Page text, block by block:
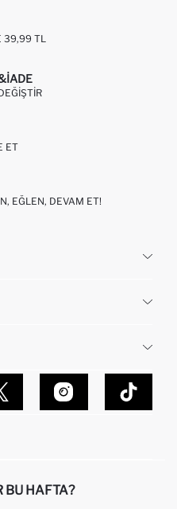
39,99 TL
ET
EĞLEN, DEVAM ET!
BU HAFTA?